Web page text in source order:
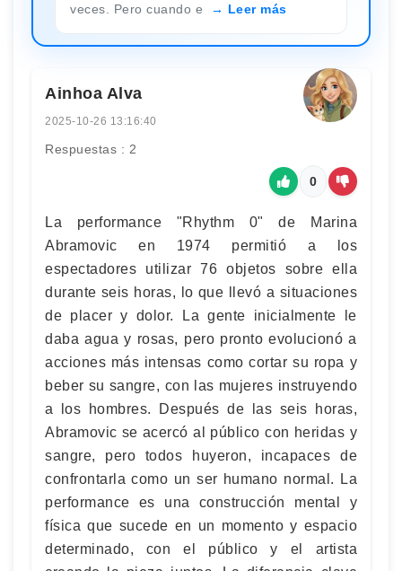
veces. Pero cuando e
Leer más
Ainhoa Alva
2025-10-26 13:16:40
Respuestas : 2
0
La performance "Rhythm 0" de Marina
Abramovic en 1974 permitió a los
espectadores utilizar 76 objetos sobre ella
durante seis horas, lo que llevó a situaciones
de placer y dolor. La gente inicialmente le
daba agua y rosas, pero pronto evolucionó a
acciones más intensas como cortar su ropa y
beber su sangre, con las mujeres instruyendo
a los hombres. Después de las seis horas,
Abramovic se acercó al público con heridas y
sangre, pero todos huyeron, incapaces de
confrontarla como un ser humano normal. La
performance es una construcción mental y
física que sucede en un momento y espacio
determinado, con el público y el artista